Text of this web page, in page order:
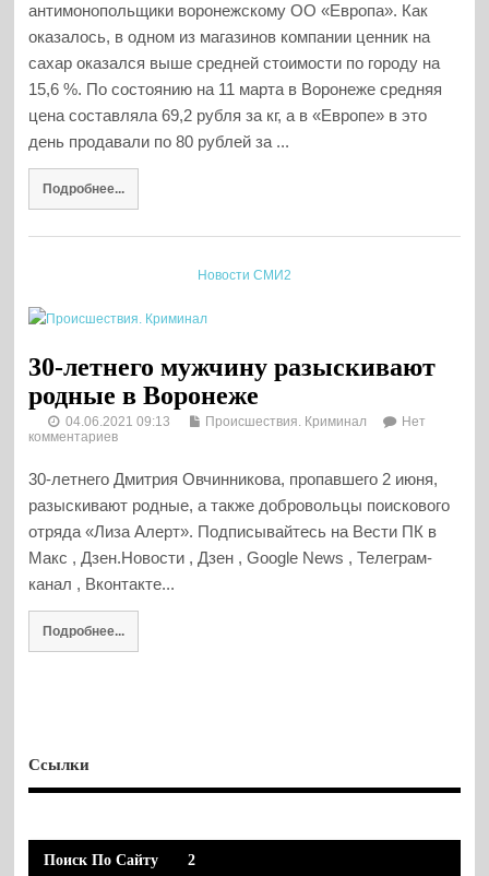
антимонопольщики воронежскому ОО «Европа». Как
оказалось, в одном из магазинов компании ценник на
сахар оказался выше средней стоимости по городу на
15,6 %. По состоянию на 11 марта в Воронеже средняя
цена составляла 69,2 рубля за кг, а в «Европе» в это
день продавали по 80 рублей за ...
Подробнее...
Новости СМИ2
30-летнего мужчину разыскивают
родные в Воронеже
04.06.2021 09:13 Происшествия. Криминал
Нет
комментариев
30-летнего Дмитрия Овчинникова, пропавшего 2 июня,
разыскивают родные, а также добровольцы поискового
отряда «Лиза Алерт». Подписывайтесь на Вести ПК в
Макс , Дзен.Новости , Дзен , Google News , Телеграм-
канал , Вконтакте...
Подробнее...
Ссылки
Поиск По Сайту 2